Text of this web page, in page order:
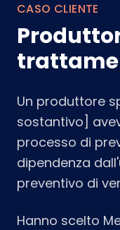
CASO CLIENTE
Un produttore
sostantivo]
processo di
dipendenza
preventivo di
Hanno scelto